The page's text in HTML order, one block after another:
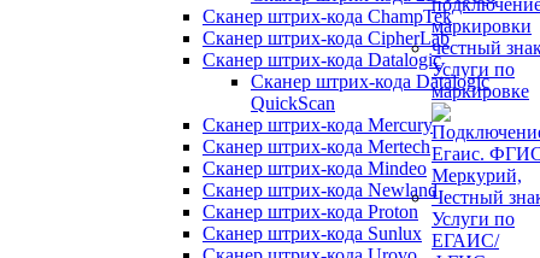
Сканер штрих-кода ChampTek
Сканер штрих-кода CipherLab
Сканер штрих-кода Datalogic
Сканер штрих-кода Datalogic
QuickScan
Сканер штрих-кода Mercury
Сканер штрих-кода Mertech
Сканер штрих-кода Mindeo
Сканер штрих-кода Newland
Сканер штрих-кода Proton
Сканер штрих-кода Sunlux
Услуги по
маркировке
Услуги по
ЕГАИС/